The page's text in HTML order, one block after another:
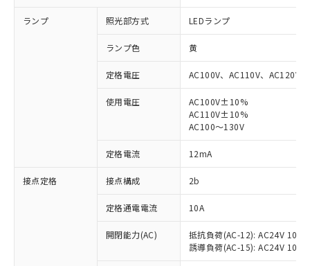
ランプ 照光部方式 LEDランプ
ランプ色 黄
定格電圧 AC100V、AC110V、AC120V
使用電圧
AC100V±10%
AC110V±10%
AC100～130V
定格電流 12mA
接点定格 接点構成 2b
定格通電電流 10A
開閉能力(AC)
抵抗負荷(AC-12): AC24V 10A/
誘導負荷(AC-15): AC24V
ご利用条件
以下の条件をお読みいただき、同意のうえ
対応済み：EU RoHS指令（10物質）の
非含有に対応した製品が提供可能な商品で
対応予定：EU RoHS指令（10物質）の非含
有に対応した製品に切り替える予定のある
対応予定なし：EU RoHS指令（10物質）の
非含有に非対応の商品で、対応品を出す予